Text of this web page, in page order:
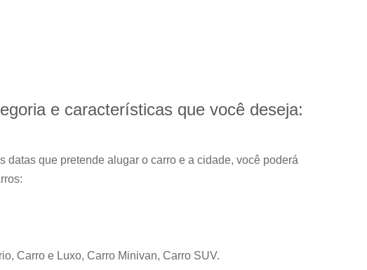
e características que você deseja:
que pretende alugar o carro e a cidade, você poderá
Carro e Luxo, Carro Minivan, Carro SUV.